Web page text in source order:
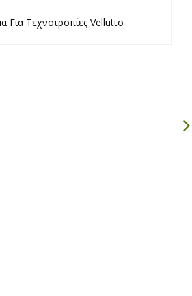
Για Τεχνοτροπίες Vellutto